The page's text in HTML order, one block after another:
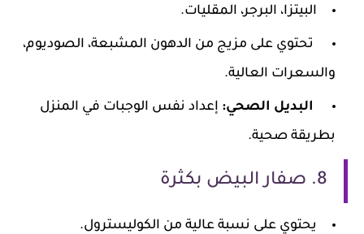
البيتزا، البرجر، المقليات.
تحتوي على مزيج من الدهون المشبعة، الصوديوم،
والسعرات العالية.
البديل الصحي: إعداد نفس الوجبات في المنزل
بطريقة صحية.
8. صفار البيض بكثرة
يحتوي على نسبة عالية من الكوليسترول.